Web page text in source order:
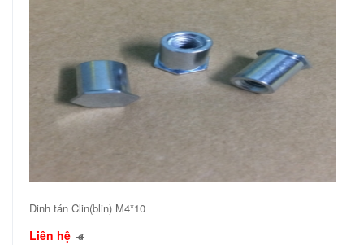
Đinh tán Clin(blin) M4*10
Liên hệ đ